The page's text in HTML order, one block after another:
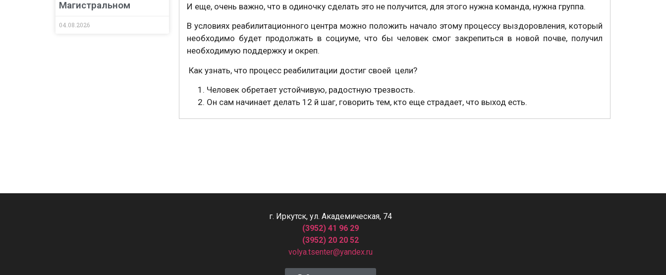
Магистральном
04.08.2026
И еще, очень важно, что в одиночку сделать это не получится, для этого нужна команда, нужна группа.
В условиях реабилитационного центра можно положить начало этому процессу выздоровления, который
необходимо будет продолжать в социуме, что бы человек смог закрепиться в новой почве, получил
необходимую поддержку и окреп.
Как узнать, что процесс реабилитации достиг своей цели?
Человек обретает устойчивую, радостную трезвость.
Он сам начинает делать 12 й шаг, говорить тем, кто еще страдает, что выход есть.
г. Иркутск, ул. Академическая, 74
(3952) 41 96 29
(3952) 20 20 52
volya.tsenter@yandex.ru